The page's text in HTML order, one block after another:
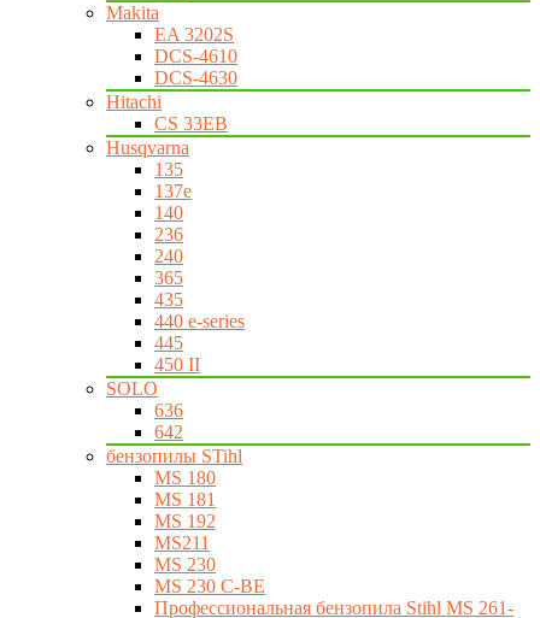
Makita
EA 3202S
DCS-4610
DCS-4630
Hitachi
CS 33EB
Husqvarna
135
137e
140
236
240
365
435
440 e-series
445
450 II
SOLO
636
642
бензопилы STihl
MS 180
MS 181
MS 192
MS211
MS 230
MS 230 C-BE
Профессиональная бензопила Stihl MS 261-